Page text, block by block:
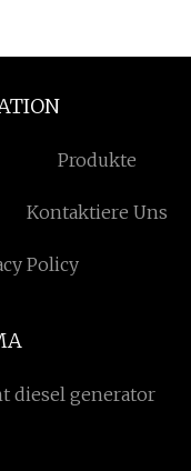
Produkte
Kontaktiere Uns
Policy
diesel generator